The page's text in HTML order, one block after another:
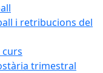
i retribucions del
curs
trimestral